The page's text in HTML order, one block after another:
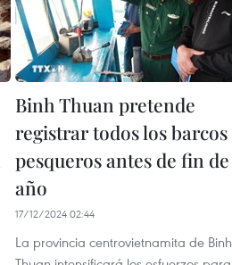
Binh Thuan pretende
registrar todos los barcos
pesqueros antes de fin de
año
17/12/2024 02:44
La provincia centrovietnamita de Binh